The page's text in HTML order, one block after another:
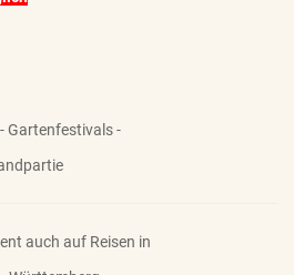
Gartenfestivals -
auch auf Reisen in